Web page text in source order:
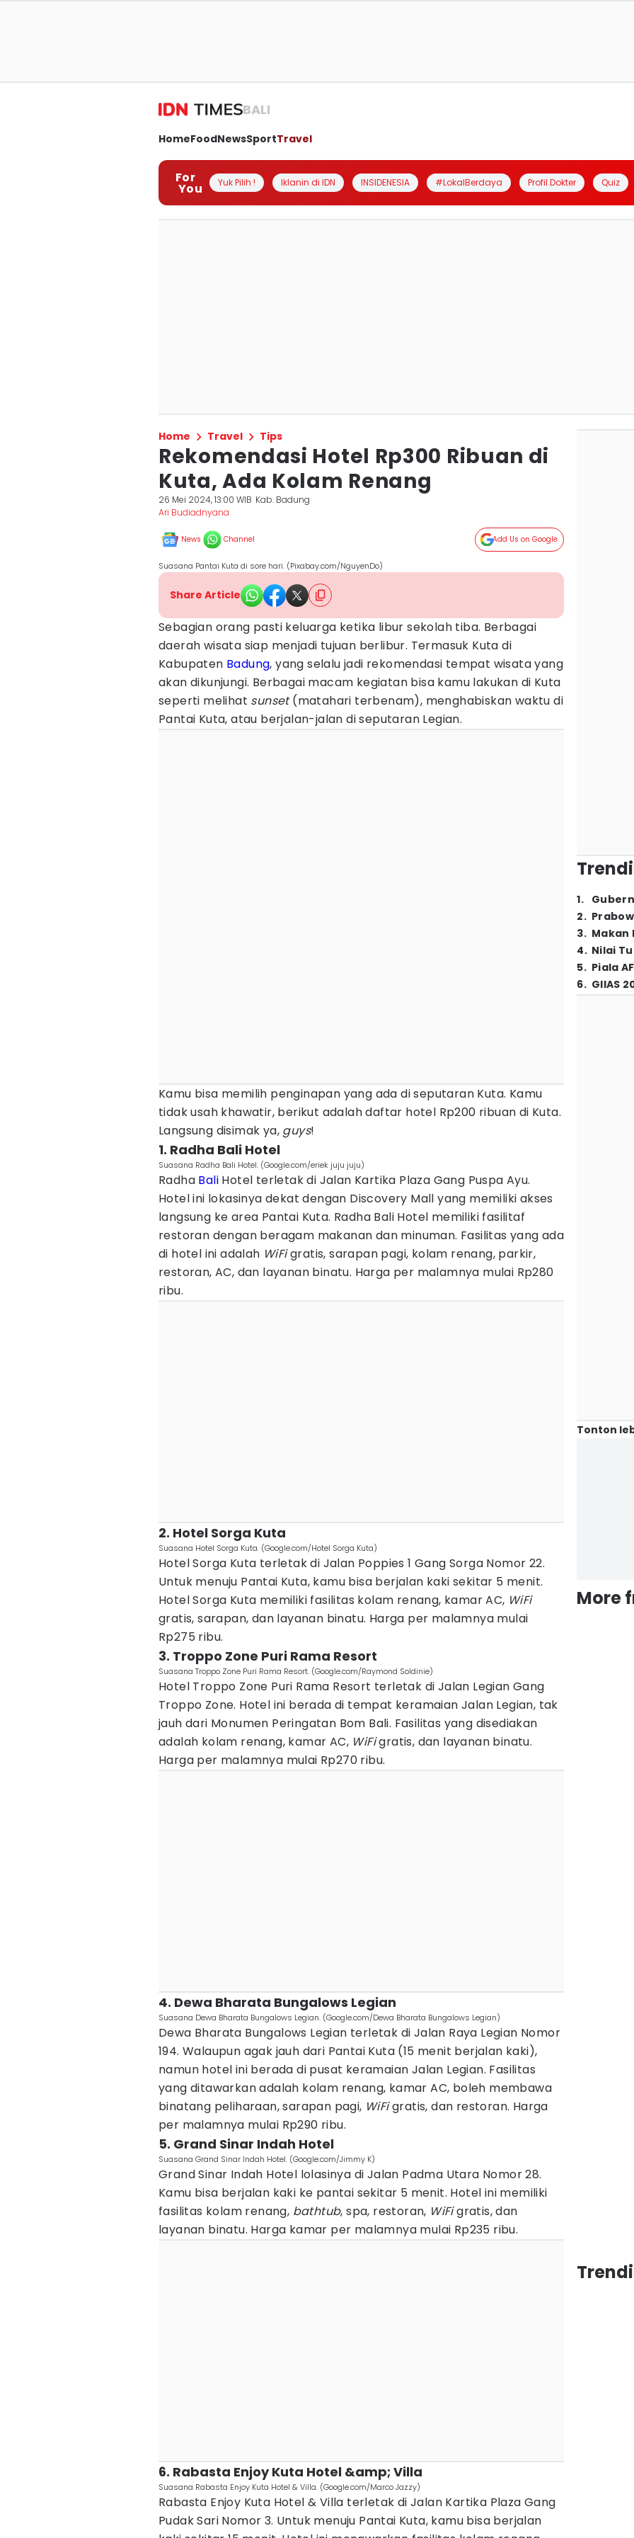
BALI
HomeFoodNewsSportTravel
For
You Yuk Pilih ! Iklanin di IDN INSIDENESIA #LokalBerdaya Profil Dokter Quiz
Home Travel Tips
Rekomendasi Hotel Rp300 Ribuan di
Kuta, Ada Kolam Renang
26 Mei 2024, 13:00 WIB Kab. Badung
Ari Budiadnyana
News Channel Add Us on Google
Suasana Pantai Kuta di sore hari. (Pixabay.com/NguyenDo)
Share Article
Sebagian orang pasti keluarga ketika libur sekolah tiba. Berbagai
daerah wisata siap menjadi tujuan berlibur. Termasuk Kuta di
Kabupaten Badung, yang selalu jadi rekomendasi tempat wisata yang
akan dikunjungi. Berbagai macam kegiatan bisa kamu lakukan di Kuta
seperti melihat sunset(matahari terbenam), menghabiskan waktu di
Pantai Kuta, atau berjalan-jalan di seputaran Legian.
Kamu bisa memilih penginapan yang ada di seputaran Kuta. Kamu
tidak usah khawatir, berikut adalah daftar hotel Rp200 ribuan di Kuta.
Langsung disimak ya, guys!
1. Radha Bali Hotel
Suasana Radha Bali Hotel. (Google.com/eriek juju juju)
Radha Bali Hotel terletak di Jalan Kartika Plaza Gang Puspa Ayu.
Hotel ini lokasinya dekat dengan Discovery Mall yang memiliki akses
langsung ke area Pantai Kuta. Radha Bali Hotel memiliki fasilitaf
restoran dengan beragam makanan dan minuman. Fasilitas yang ada
di hotel ini adalah WiFigratis, sarapan pagi, kolam renang, parkir,
restoran, AC, dan layanan binatu. Harga per malamnya mulai Rp280
ribu.
2. Hotel Sorga Kuta
Suasana Hotel Sorga Kuta. (Google.com/Hotel Sorga Kuta)
Hotel Sorga Kuta terletak di Jalan Poppies 1 Gang Sorga Nomor 22.
Untuk menuju Pantai Kuta, kamu bisa berjalan kaki sekitar 5 menit.
Hotel Sorga Kuta memiliki fasilitas kolam renang, kamar AC, WiFi
gratis, sarapan, dan layanan binatu. Harga per malamnya mulai
Rp275 ribu.
3. Troppo Zone Puri Rama Resort
Suasana Troppo Zone Puri Rama Resort. (Google.com/Raymond Soldinie)
Hotel Troppo Zone Puri Rama Resort terletak di Jalan Legian Gang
Troppo Zone. Hotel ini berada di tempat keramaian Jalan Legian, tak
jauh dari Monumen Peringatan Bom Bali. Fasilitas yang disediakan
adalah kolam renang, kamar AC, WiFigratis, dan layanan binatu.
Harga per malamnya mulai Rp270 ribu.
4. Dewa Bharata Bungalows Legian
Suasana Dewa Bharata Bungalows Legian. (Google.com/Dewa Bharata Bungalows Legian)
Dewa Bharata Bungalows Legian terletak di Jalan Raya Legian Nomor
194. Walaupun agak jauh dari Pantai Kuta (15 menit berjalan kaki),
namun hotel ini berada di pusat keramaian Jalan Legian. Fasilitas
yang ditawarkan adalah kolam renang, kamar AC, boleh membawa
binatang peliharaan, sarapan pagi, WiFigratis, dan restoran. Harga
per malamnya mulai Rp290 ribu.
5. Grand Sinar Indah Hotel
Suasana Grand Sinar Indah Hotel. (Google.com/Jimmy K)
Grand Sinar Indah Hotel lolasinya di Jalan Padma Utara Nomor 28.
Kamu bisa berjalan kaki ke pantai sekitar 5 menit. Hotel ini memiliki
fasilitas kolam renang, bathtub, spa, restoran, WiFigratis, dan
layanan binatu. Harga kamar per malamnya mulai Rp235 ribu.
6. Rabasta Enjoy Kuta Hotel &amp; Villa
Suasana Rabasta Enjoy Kuta Hotel & Villa. (Google.com/Marco Jazzy)
Rabasta Enjoy Kuta Hotel & Villa terletak di Jalan Kartika Plaza Gang
Pudak Sari Nomor 3. Untuk menuju Pantai Kuta, kamu bisa berjalan
1.
2.
3. Makan
4. Nilai
5. Piala
6. GIIAS
Tonton
More